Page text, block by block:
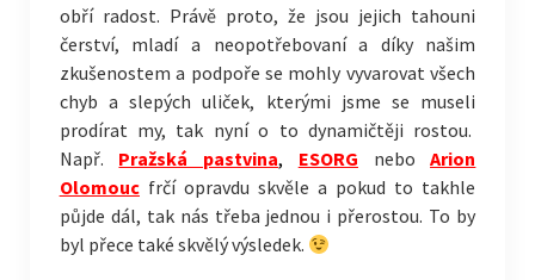
obří radost. Právě proto, že jsou jejich tahouni
čerství, mladí a neopotřebovaní a díky našim
zkušenostem a podpoře se mohly vyvarovat všech
chyb a slepých uliček, kterými jsme se museli
prodírat my, tak nyní o to dynamičtěji rostou.
Např. Pražská pastvina, ESORG neboArion
Olomoucfrčí opravdu skvěle a pokud to takhle
půjde dál, tak nás třeba jednou i přerostou. To by
byl přece také skvělý výsledek.